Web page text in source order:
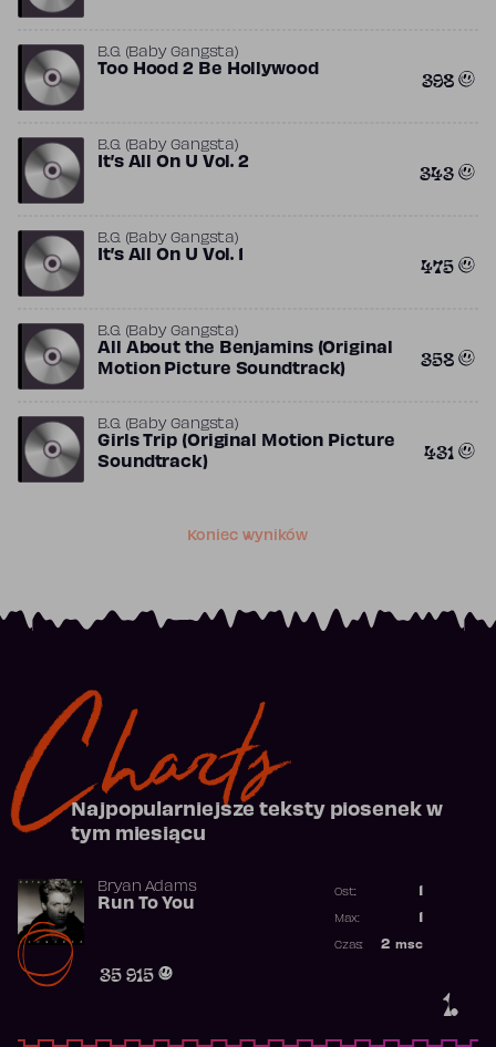
B.G. (Baby Gangsta)
Too Hood 2 Be Hollywood 398
B.G. (Baby Gangsta)
It’s All On U Vol. 2 343
B.G. (Baby Gangsta)
It’s All On U Vol. 1 475
B.G. (Baby Gangsta)
All About the Benjamins (Original
Motion Picture Soundtrack)
358
B.G. (Baby Gangsta)
Girls Trip (Original Motion Picture
Soundtrack)
431
Koniec wyników
Charts
Najpopularniejsze teksty piosenek w
tym miesiącu
1.
Bryan Adams
Run To You
35 915
Ost.:
Max:
2 msc
Czas: